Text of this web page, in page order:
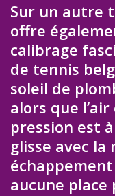
Sur un autre
offre
calibrage
de tennis
soleil de
alors que
pression est
glisse avec la
échappement
aucune place